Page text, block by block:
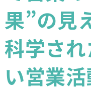
果”の見
科学さ
い営業